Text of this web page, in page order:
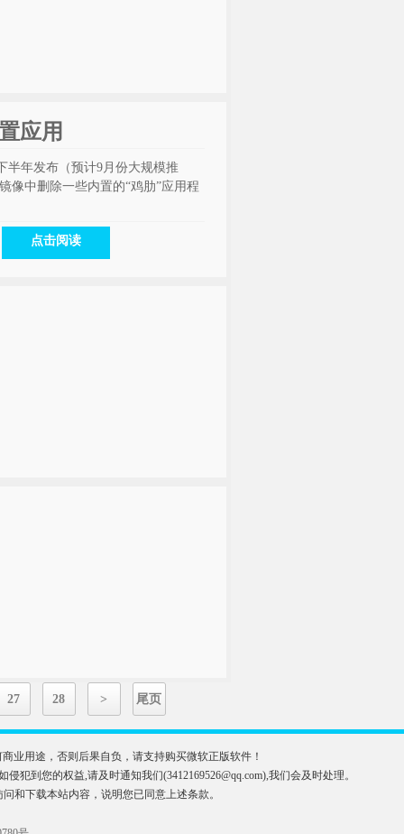
应用
半年发布（预计9月份大规模推
像中删除一些内置的“鸡肋”应用程
点击阅读
27 28 > 尾页
业用途，否则后果自负，请支持购买微软正版软件！
到您的权益,请及时通知我们(3412169526@qq.com),我们会及时处理。
和下载本站内容，说明您已同意上述条款。